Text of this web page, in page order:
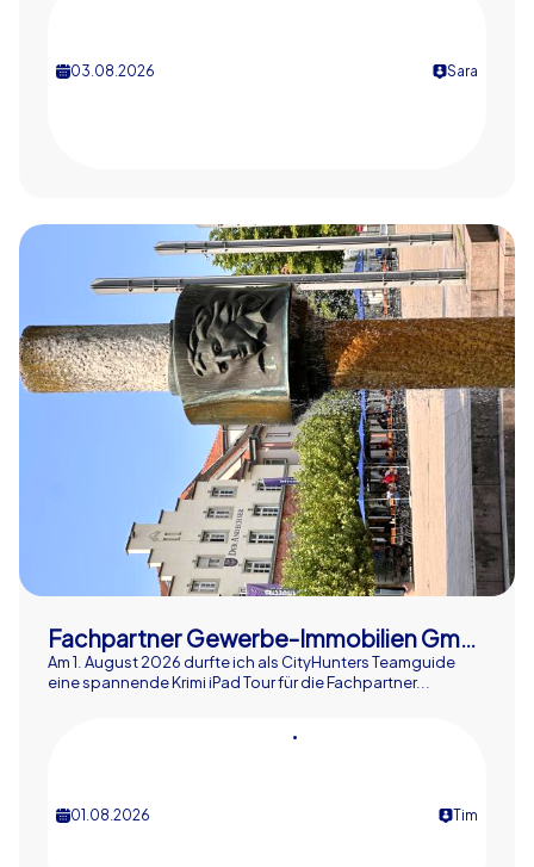
03.08.2026 Sara
Fachpartner Gewerbe-Immobilien GmbH
Am 1. August 2026 durfte ich als CityHunters Teamguide
eine spannende Krimi iPad Tour für die Fachpartner...
01.08.2026
•
Tim